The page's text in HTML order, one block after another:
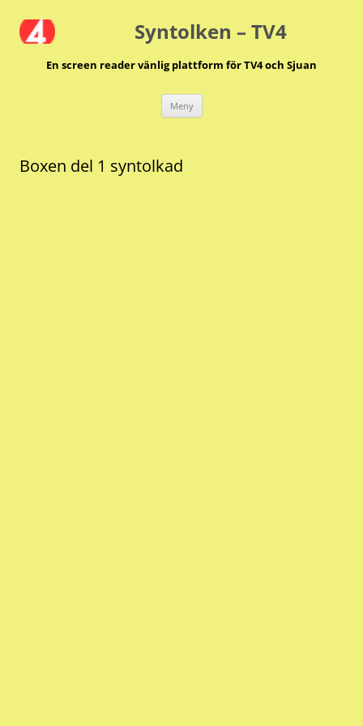
till
innehåll Syntolken – TV4
En screen reader vänlig plattform för TV4 och Sjuan
Meny
Boxen del 1 syntolkad